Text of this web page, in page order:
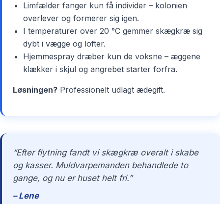
Limfælder fanger kun få individer – kolonien
overlever og formerer sig igen.
I temperaturer over 20 °C gemmer skægkræ sig
dybt i vægge og lofter.
Hjemmespray dræber kun de voksne – æggene
klækker i skjul og angrebet starter forfra.
Løsningen? Professionelt udlagt ædegift.
“Efter flytning fandt vi skægkræ overalt i skabe
og kasser. Muldvarpemanden behandlede to
gange, og nu er huset helt fri.”
– Lene